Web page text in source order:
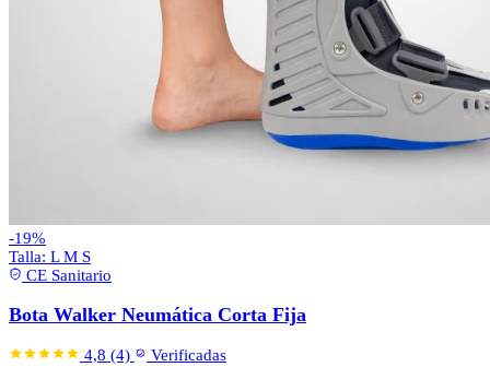
-19%
Talla: L M S
CE Sanitario
Bota Walker Neumática Corta Fija
4,8 (4)
Verificadas